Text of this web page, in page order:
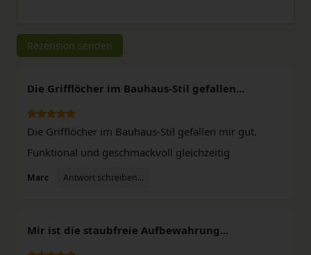
Rezensionstext
Rezension senden
Die Grifflöcher im Bauhaus-Stil gefallen...
Die Grifflöcher im Bauhaus-Stil gefallen mir gut.
Funktional und geschmackvoll gleichzeitig
Marc Antwort schreiben...
Mir ist die staubfreie Aufbewahrung...